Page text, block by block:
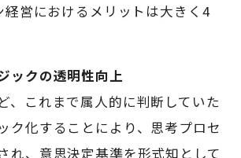
経営におけるメリットは大きく4
ックの透明性向上
、これまで属人的に判断していた
ク化することにより、思考プロセ
れ、意思決定基準を形式知として